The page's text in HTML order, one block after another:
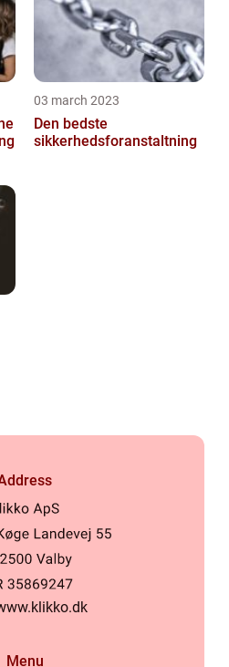
03 march 2023
Den bedste
sikkerhedsforanstaltning
Menu